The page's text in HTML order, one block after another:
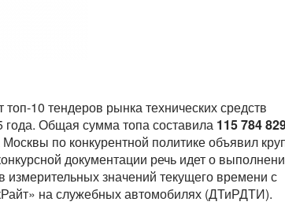
10 тендеров рынка технических средств
года. Общая сумма топа составила 115 784
по конкурентной политике объявил
документации речь идет о
измерительных значений текущего времени с
на служебных автомобилях (ДТиРДТИ).